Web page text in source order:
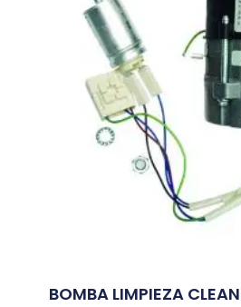
BOMBA LIMPIEZA